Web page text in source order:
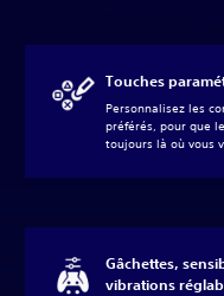
Touches
Personnalisez les
préférés, pour que
toujours là où vous
Gâchettes,
vibrations